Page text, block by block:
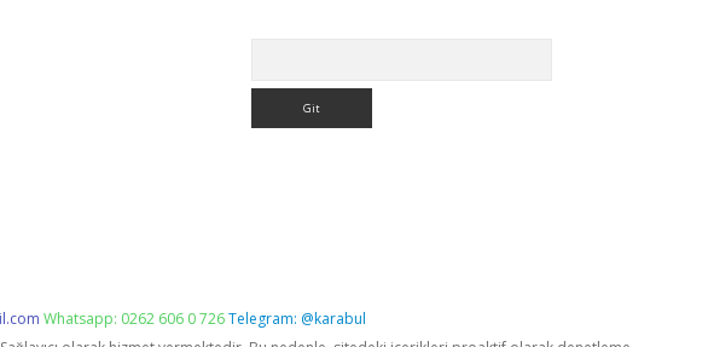
Whatsapp: 0262 606 0 726Telegram: @karabul